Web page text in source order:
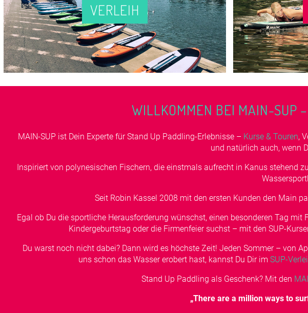
VERLEIH
WILLKOMMEN BEI MAIN-SUP
MAIN-SUP ist Dein Experte für Stand Up Paddling-Erlebnisse – Kurse & Touren,
und natürlich auch, wenn
Inspiriert von polynesischen Fischern, die einstmals aufrecht in Kanus stehend
Seit Robin Kassel 2008 mit den ersten Kunden den Main
Egal ob Du die sportliche Herausforderung wünschst, einen besonderen Tag
Kindergeburtstag oder die Firmenfeier suchst – mit den SUP-
Du warst noch nicht dabei? Dann wird es höchste Zeit! Jeden Sommer – von
uns schon das Wasser erobert hast, kannst Du Dir im SUP-
Stand Up Paddling als Geschenk? Mit den
„There are a million ways to